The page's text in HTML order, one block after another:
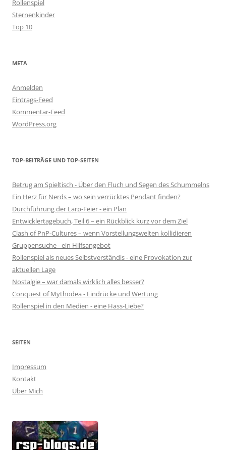
Rollenspiel
Sternenkinder
Top 10
META
Anmelden
Eintrags-Feed
Kommentar-Feed
WordPress.org
TOP-BEITRÄGE UND TOP-SEITEN
Betrug am Spieltisch - Über den Fluch und Segen des Schummelns
Ein Herz für Nerds – wo sein verrücktes Pendant finden?
Durchführung der Larp-Feier - ein Plan
Entwicklertagebuch, Teil 6 – ein Rückblick kurz vor dem Ziel
Clash of PnP-Cultures – wenn Vorstellungswelten kollidieren
Gruppensuche - ein Hilfsangebot
Rollenspiel als neues Selbstverständis - eine Provokation zur
aktuellen Lage
Nostalgie – war damals wirklich alles besser?
Conquest of Mythodea - Eindrücke und Wertung
Rollenspiel in den Medien - eine Hass-Liebe?
SEITEN
Impressum
Kontakt
Über Mich